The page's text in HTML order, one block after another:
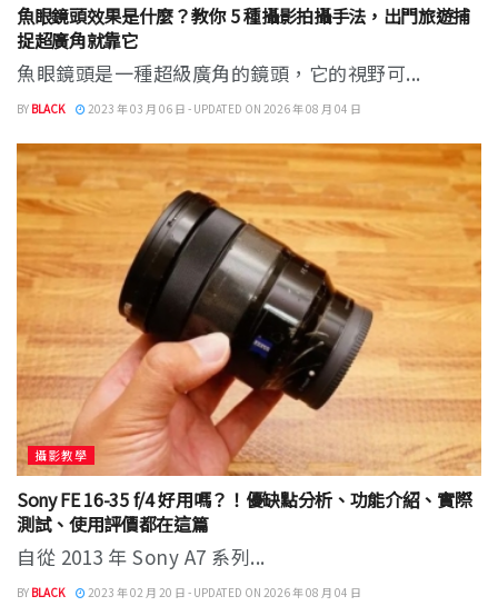
魚眼鏡頭效果是什麼？教你 5 種攝影拍攝手法，出門旅遊捕
捉超廣角就靠它
魚眼鏡頭是一種超級廣角的鏡頭，它的視野可...
BY BLACK 2023 年 03 月 06 日 - UPDATED ON 2026 年 08 月 04 日
攝影教學
Sony FE 16-35 f/4 好用嗎？！優缺點分析、功能介紹、實際
測試、使用評價都在這篇
自從 2013 年 Sony A7 系列...
BY BLACK 2023 年 02 月 20 日 - UPDATED ON 2026 年 08 月 04 日